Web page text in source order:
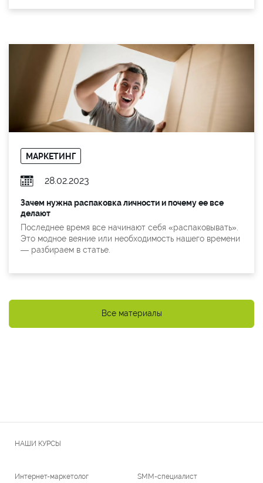
МАРКЕТИНГ
28.02.2023
Зачем нужна распаковка личности и почему ее все
делают
Последнее время все начинают себя «распаковывать».
Это модное веяние или необходимость нашего времени
— разбираем в статье.
Все материалы
НАШИ КУРСЫ
Интернет-маркетолог SMM-специалист